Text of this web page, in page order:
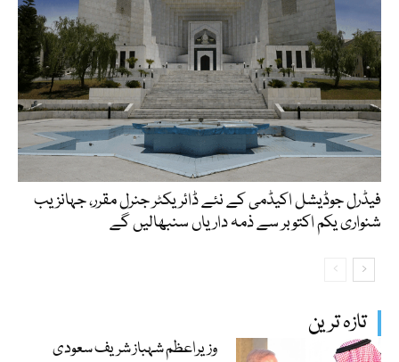
تازہ ترین
وزیراعظم شہباز شریف سعودی
فیڈرل جوڈیشل اکیڈمی کے نئے ڈائریکٹر جنرل مقرر، جہانزیب
شنواری یکم اکتوبر سے ذمہ داریاں سنبھالیں گے